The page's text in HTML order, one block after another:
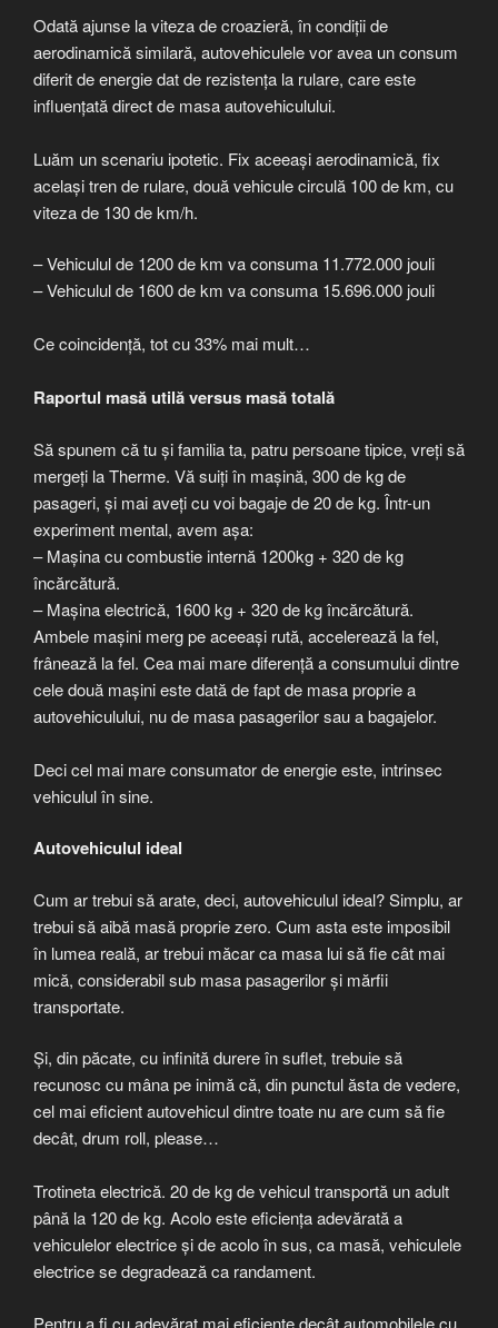
Odată ajunse la viteza de croazieră, în condiții de
aerodinamică similară, autovehiculele vor avea un consum
diferit de energie dat de rezistența la rulare, care este
influențată direct de masa autovehiculului.
Luăm un scenariu ipotetic. Fix aceeași aerodinamică, fix
același tren de rulare, două vehicule circulă 100 de km, cu
viteza de 130 de km/h.
– Vehiculul de 1200 de km va consuma 11.772.000 jouli
– Vehiculul de 1600 de km va consuma 15.696.000 jouli
Ce coincidență, tot cu 33% mai mult…
Raportul masă utilă versus masă totală
Să spunem că tu și familia ta, patru persoane tipice, vreți să
mergeți la Therme. Vă suiți în mașină, 300 de kg de
pasageri, și mai aveți cu voi bagaje de 20 de kg. Într-un
experiment mental, avem așa:
– Mașina cu combustie internă 1200kg + 320 de kg
încărcătură.
– Mașina electrică, 1600 kg + 320 de kg încărcătură.
Ambele mașini merg pe aceeași rută, accelerează la fel,
frânează la fel. Cea mai mare diferență a consumului dintre
cele două mașini este dată de fapt de masa proprie a
autovehiculului, nu de masa pasagerilor sau a bagajelor.
Deci cel mai mare consumator de energie este, intrinsec
vehiculul în sine.
Autovehiculul ideal
Cum ar trebui să arate, deci, autovehiculul ideal? Simplu, ar
trebui să aibă masă proprie zero. Cum asta este imposibil
în lumea reală, ar trebui măcar ca masa lui să fie cât mai
mică, considerabil sub masa pasagerilor și mărfii
transportate.
Și, din păcate, cu infinită durere în suflet, trebuie să
recunosc cu mâna pe inimă că, din punctul ăsta de vedere,
cel mai eficient autovehicul dintre toate nu are cum să fie
decât, drum roll, please…
Trotineta electrică. 20 de kg de vehicul transportă un adult
până la 120 de kg. Acolo este eficiența adevărată a
vehiculelor electrice și de acolo în sus, ca masă, vehiculele
electrice se degradează ca randament.
Pentru a fi cu adevărat mai eficiente decât automobilele cu